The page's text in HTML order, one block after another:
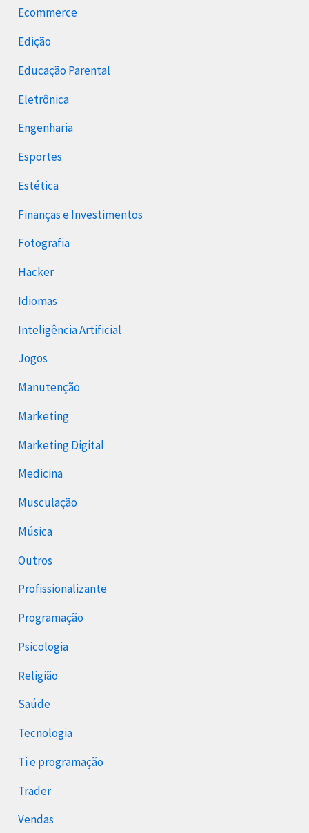
Ecommerce
Edição
Educação Parental
Eletrônica
Engenharia
Esportes
Estética
Finanças e Investimentos
Fotografia
Hacker
Idiomas
Inteligência Artificial
Jogos
Manutenção
Marketing
Marketing Digital
Medicina
Musculação
Música
Outros
Profissionalizante
Programação
Psicologia
Religião
Saúde
Tecnologia
Ti e programação
Trader
Vendas